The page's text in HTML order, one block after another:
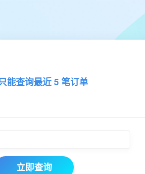
能查询最近 5 笔订单
立即查询